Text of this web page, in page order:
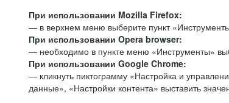
При использовании Mozilla Firefox:
— в верхнем меню выберите пункт
При использовании Opera browser:
— необходимо в пункте меню «Инструменты»
При использовании Google Chrome:
— кликнуть пиктограмму «Настройка и
данные», «Настройки контента» выставить